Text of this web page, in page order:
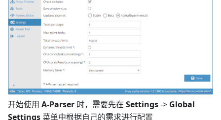
开始使用 A-Parser 时，需要先在 Settings-> Global
Settings 菜单中根据自己的需求进行配置